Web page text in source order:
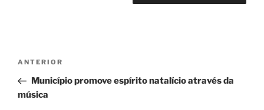
Navegação
artigos
Conteúdo
anterior
ANTERIOR
Município promove espírito natalício através da
música